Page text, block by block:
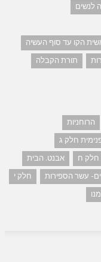
לנשים
הקו עד סוף העשיה
תורת הקבלה
הרוחניות
חלק ג
חלק ח
אבנט. הבית
עשר הספירות
חלק י